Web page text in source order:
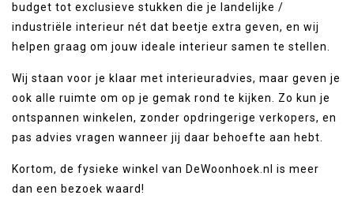
budget tot exclusieve stukken die je landelijke /
industriële interieur nét dat beetje extra geven, en wij
helpen graag om jouw ideale interieur samen te stellen.
Wij staan voor je klaar met interieuradvies, maar geven je
ook alle ruimte om op je gemak rond te kijken. Zo kun je
ontspannen winkelen, zonder opdringerige verkopers, en
pas advies vragen wanneer jij daar behoefte aan hebt.
Kortom, de fysieke winkel van DeWoonhoek.nl is meer
dan een bezoek waard!